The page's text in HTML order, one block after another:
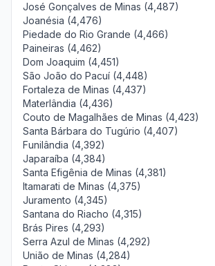
José Gonçalves de Minas (4,487)
Joanésia (4,476)
Piedade do Rio Grande (4,466)
Paineiras (4,462)
Dom Joaquim (4,451)
São João do Pacuí (4,448)
Fortaleza de Minas (4,437)
Materlândia (4,436)
Couto de Magalhães de Minas (4,423)
Santa Bárbara do Tugúrio (4,407)
Funilândia (4,392)
Japaraíba (4,384)
Santa Efigênia de Minas (4,381)
Itamarati de Minas (4,375)
Juramento (4,345)
Santana do Riacho (4,315)
Brás Pires (4,293)
Serra Azul de Minas (4,292)
União de Minas (4,284)